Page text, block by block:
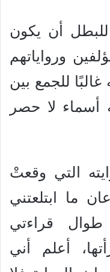
للبطل أن يكون
ورواياتهم
للجمع بين
أسماء لا حصر
التي وقعتْ
ما ابتلعتني
قراءتي
أعلم أني